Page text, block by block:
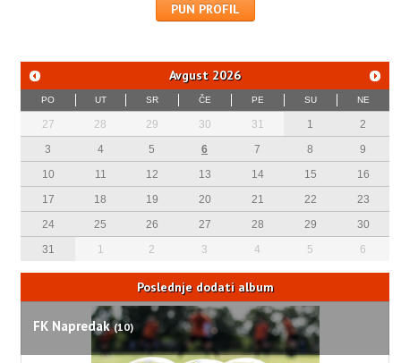
PUN PROFIL
Avgust 2026
PO UT SR ČE PE SU NE
27 28 29 30 31 1
2
3
4 5 6 7 8
9
10
11 12 13 14 15
16
17
18 19 20 21 22
23
24
25 26 27 28 29
30
31
1 2 3 4 5 6
Poslednje dodati album
FK Napredak(10)